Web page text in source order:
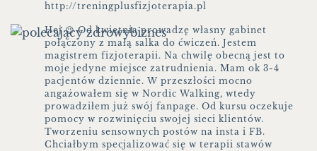
http://treningplusfizjoterapia.pl
Hej 😉 Od kwietnia prowadzę własny gabinet
połączony z małą salka do ćwiczeń. Jestem
magistrem fizjoterapii. Na chwilę obecną jest to
moje jedyne miejsce zatrudnienia. Mam ok 3-4
pacjentów dziennie. W przeszłości mocno
angażowałem się w Nordic Walking, wtedy
prowadziłem już swój fanpage. Od kursu oczekuje
pomocy w rozwinięciu swojej sieci klientów.
Tworzeniu sensownych postów na insta i FB.
Chciałbym specjalizować się w terapii stawów